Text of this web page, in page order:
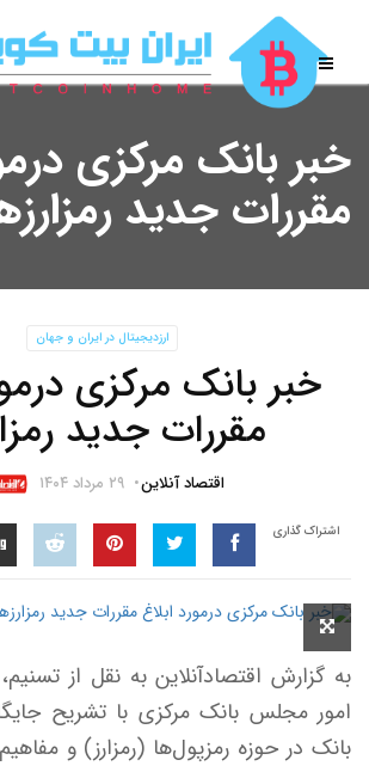
خبر بانک مرکزی
مقررات جدید
ارزدیجیتال در ایران و جهان
خبر بانک مرکزی
مقررات جدید
اقتصاد آنلاین ۲۹ مرداد ۱۴۰۴
اشتراک گذاری
به گزارش اقتصادآنلاین به نقل از
امور مجلس بانک مرکزی با تشریح
بانک در حوزه رمزپول‌ها (رمز‌ارز) و